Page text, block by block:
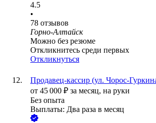
4.5
•
78 отзывов
Горно-Алтайск
Можно без резюме
Откликнитесь среди первых
Откликнуться
Продавец-кассир (ул. Чорос-
от 45 000 ₽ за месяц, на руки
Без опыта
Выплаты: Два раза в месяц